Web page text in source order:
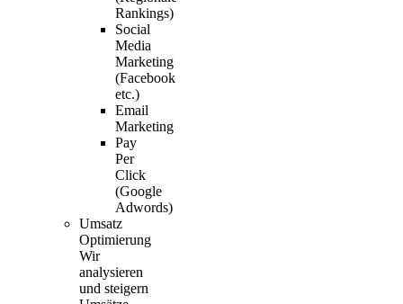
Rankings)
Social
Media
Marketing
(Facebook
etc.)
Email
Marketing
Pay
Per
Click
(Google
Adwords)
Umsatz
Optimierung
Wir
analysieren
und steigern